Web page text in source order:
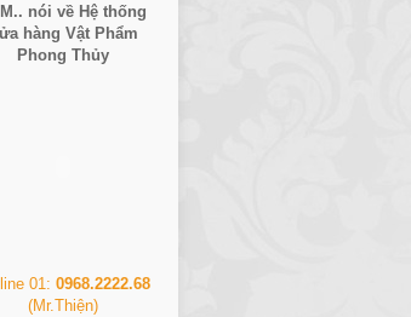
nói về Hệ thống
hàng Vật Phẩm
Phong Thủy
01: 0968.2222.68
(Mr.Thiện)